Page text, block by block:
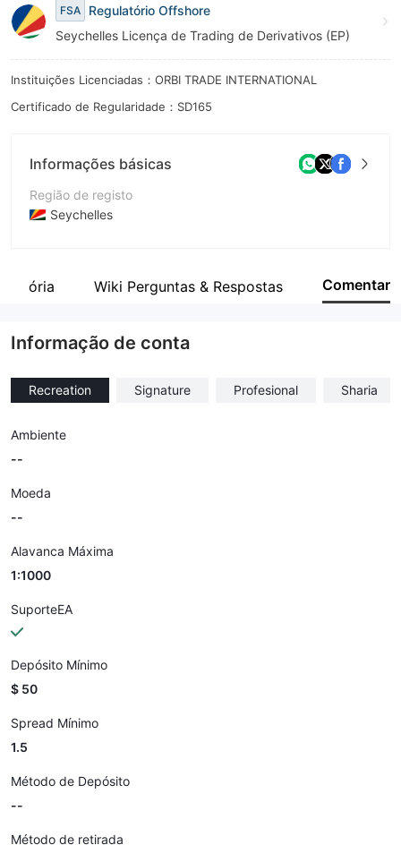
FSA
Regulatório Offshore
Seychelles Licença de Trading de Derivativos (EP)
Instituições Licenciadas：ORBI TRADE INTERNATIONAL
Certificado de Regularidade：SD165
Informações básicas
Região de registo
Seychelles
Empresa
Wiki Perguntas & Respostas Comentar
Informação de conta
Recreation Signature Profesional Sharia
Ambiente
--
Moeda
--
Alavanca Máxima
1:1000
SuporteEA
Depósito Mínimo
$ 50
Spread Mínimo
1.5
Método de Depósito
--
Método de retirada